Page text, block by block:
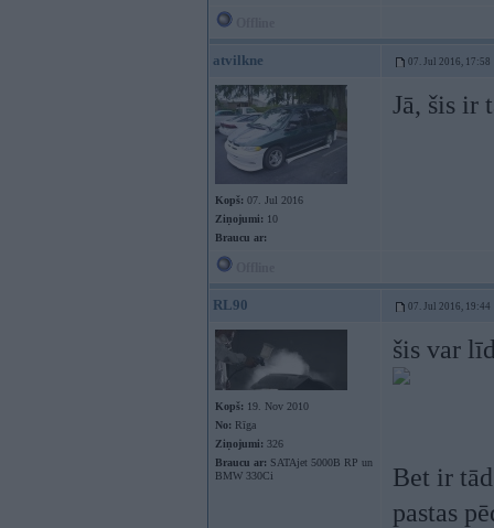
atvilkne 07. Jul 2016, 17:58
Kopš: 07. Jul 2016
Ziņojumi: 10
Braucu ar:
Jā, šis ir
RL90 07. Jul 2016, 19:44
Kopš: 19. Nov 2010
No: Rīga
Ziņojumi: 326
Braucu ar: SATAjet 5000B RP un
BMW 330Ci
šis var
Bet ir
pastas